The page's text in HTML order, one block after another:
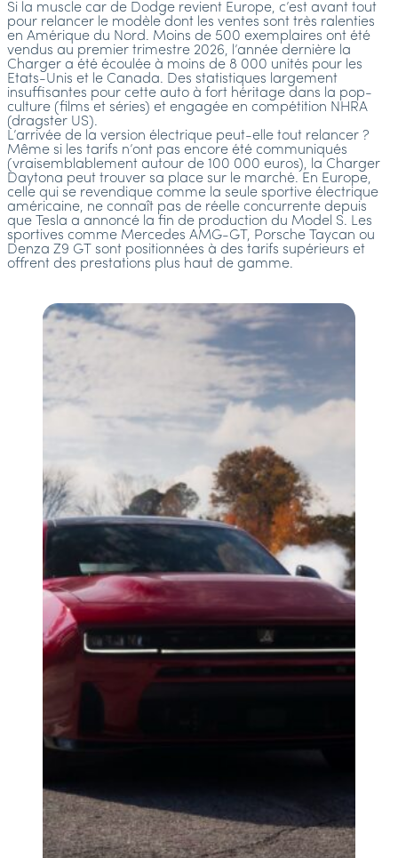
Si la muscle car de Dodge revient Europe, c’est avant tout
pour relancer le modèle dont les ventes sont très ralenties
en Amérique du Nord. Moins de 500 exemplaires ont été
vendus au premier trimestre 2026, l’année dernière la
Charger a été écoulée à moins de 8 000 unités pour les
Etats-Unis et le Canada. Des statistiques largement
insuffisantes pour cette auto à fort héritage dans la pop-
culture (films et séries) et engagée en compétition NHRA
(dragster US).
L’arrivée de la version électrique peut-elle tout relancer ?
Même si les tarifs n’ont pas encore été communiqués
(vraisemblablement autour de 100 000 euros), la Charger
Daytona peut trouver sa place sur le marché. En Europe,
celle qui se revendique comme la seule sportive électrique
américaine, ne connaît pas de réelle concurrente depuis
que Tesla a annoncé la fin de production du Model S. Les
sportives comme Mercedes AMG-GT, Porsche Taycan ou
Denza Z9 GT sont positionnées à des tarifs supérieurs et
offrent des prestations plus haut de gamme.